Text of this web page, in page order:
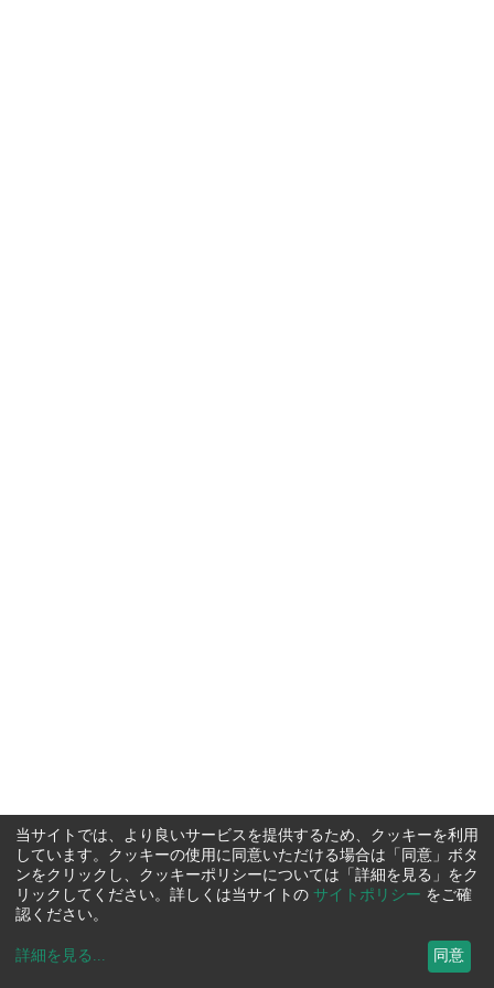
当サイトでは、より良いサービスを提供するため、クッキーを利用
しています。クッキーの使用に同意いただける場合は「同意」ボタ
ンをクリックし、クッキーポリシーについては「詳細を見る」をク
リックしてください。詳しくは当サイトの サイトポリシー をご確
認ください。
詳細を見る ... 同意